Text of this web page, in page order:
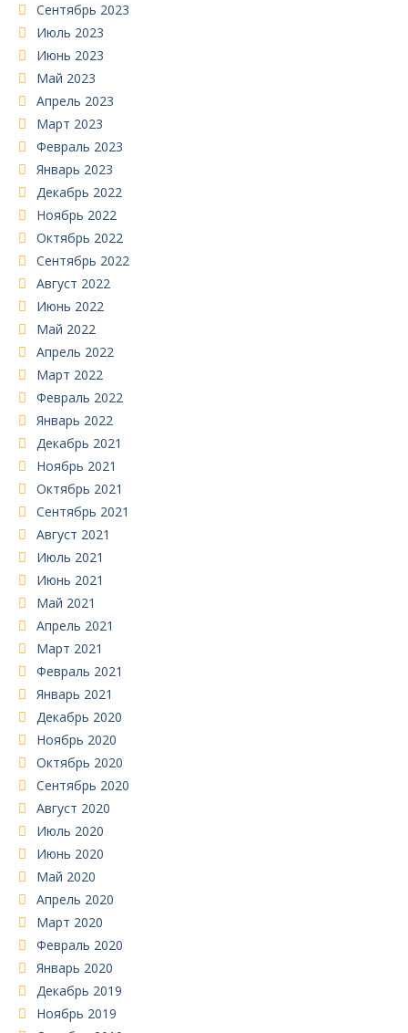
Сентябрь 2023
Июль 2023
Июнь 2023
Май 2023
Апрель 2023
Март 2023
Февраль 2023
Январь 2023
Декабрь 2022
Ноябрь 2022
Октябрь 2022
Сентябрь 2022
Август 2022
Июнь 2022
Май 2022
Апрель 2022
Март 2022
Февраль 2022
Январь 2022
Декабрь 2021
Ноябрь 2021
Октябрь 2021
Сентябрь 2021
Август 2021
Июль 2021
Июнь 2021
Май 2021
Апрель 2021
Март 2021
Февраль 2021
Январь 2021
Декабрь 2020
Ноябрь 2020
Октябрь 2020
Сентябрь 2020
Август 2020
Июль 2020
Июнь 2020
Май 2020
Апрель 2020
Март 2020
Февраль 2020
Январь 2020
Декабрь 2019
Ноябрь 2019